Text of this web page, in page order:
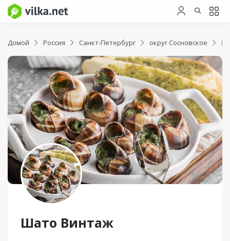
Домой Россия Санкт-Петербург округ Сосновское
Шато Винтаж